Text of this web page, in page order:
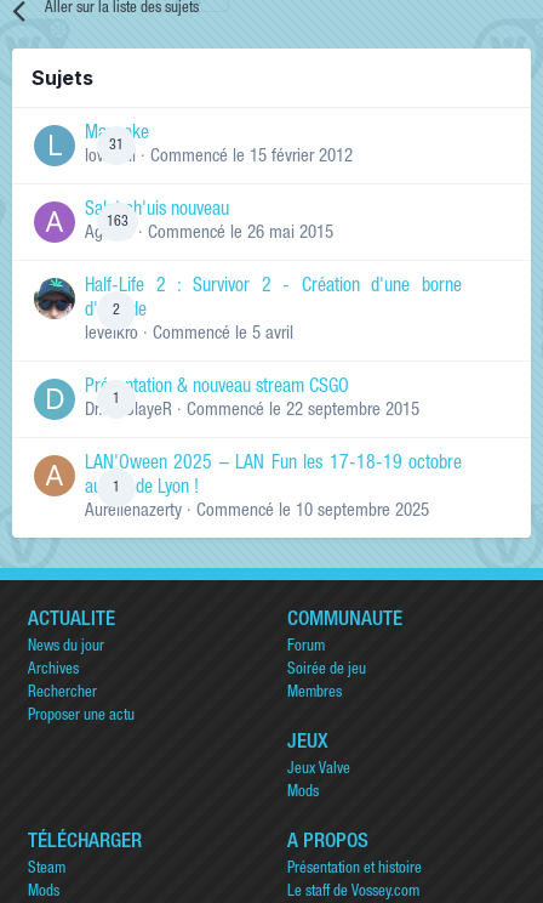
Aller sur la liste des sujets
Sujets
31
Manneke
lowskill · Commencé le 15 février 2012
163
Salut ch'uis nouveau
Ag0Nie · Commencé le 26 mai 2015
2
Half-Life 2 : Survivor 2 - Création d'une borne
d'arcade
levelkro · Commencé le 5 avril
Présentation & nouveau stream CSGO
Dr.KinSlayeR · Commencé le 22 septembre 2015
LAN'Oween 2025 – LAN Fun les 17-18-19 octobre
au sud de Lyon !
Aurelienazerty · Commencé le 10 septembre 2025
ACTUALITÉ
News du jour
Archives
Rechercher
Proposer une actu
COMMUNAUTÉ
Forum
Soirée de jeu
Membres
JEUX
Jeux Valve
Mods
TÉLÉCHARGER
Steam
Mods
A PROPOS
Présentation et histoire
Le staff de Vossey.com